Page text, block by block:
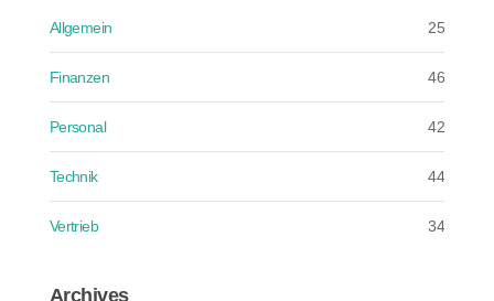
Allgemein 25
Finanzen 46
Personal 42
Technik 44
Vertrieb 34
Archives